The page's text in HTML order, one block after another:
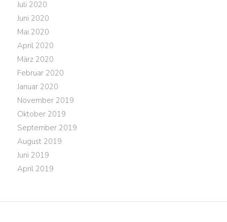
Juli 2020
Juni 2020
Mai 2020
April 2020
März 2020
Februar 2020
Januar 2020
November 2019
Oktober 2019
September 2019
August 2019
Juni 2019
April 2019